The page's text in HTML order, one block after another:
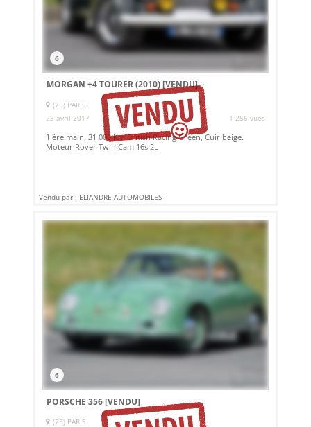
6
MORGAN +4 TOURER (2010)[VENDU]
(75) PARIS
23 avril 2017
1 256 vues
1 ère main, 31 000 Km British Racing Green, Cuir beige.
Moteur Rover Twin Cam 16s 2L
Vendu par : ELIANDRE AUTOMOBILES
6
PORSCHE 356[VENDU]
(75) PARIS